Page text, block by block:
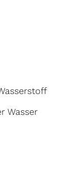
Wasser